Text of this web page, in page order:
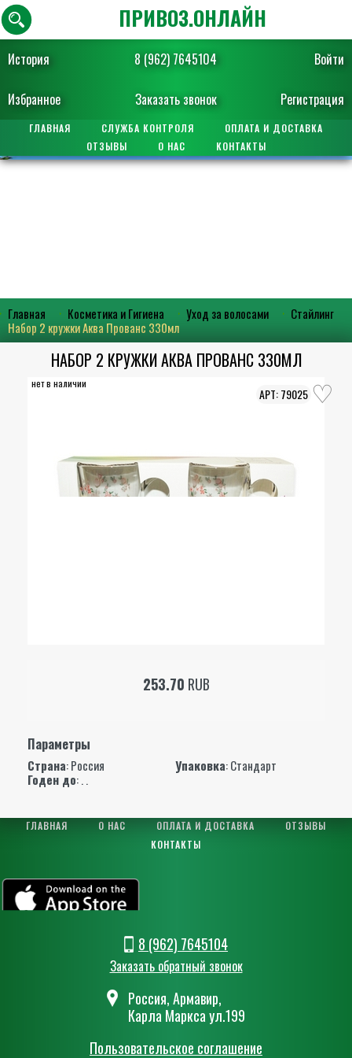
История 8 (962) 7645104 Войти
Избранное Заказать звонок Регистрация
ПРИВОЗ.ОНЛАЙН
ГЛАВНАЯ СЛУЖБА КОНТРОЛЯ
ОПЛАТА И ДОСТАВКА
ОТЗЫВЫ
О НАС КОНТАКТЫ
Главная Косметика и Гигиена Уход за волосами
Стайлинг
Набор 2 кружки Аква Прованс 330мл
НАБОР 2 КРУЖКИ АКВА ПРОВАНС 330МЛ
нет в наличии
79025
253.70 RUB
Параметры
Страна: Россия Упаковка: Стандарт
Годен до: . .
ГЛАВНАЯ О НАС ОПЛАТА И ДОСТАВКА
ОТЗЫВЫ
КОНТАКТЫ
8 (962) 7645104
Заказать обратный звонок
Россия, Армавир,
Карла Маркса ул.199
Пользовательское соглашение